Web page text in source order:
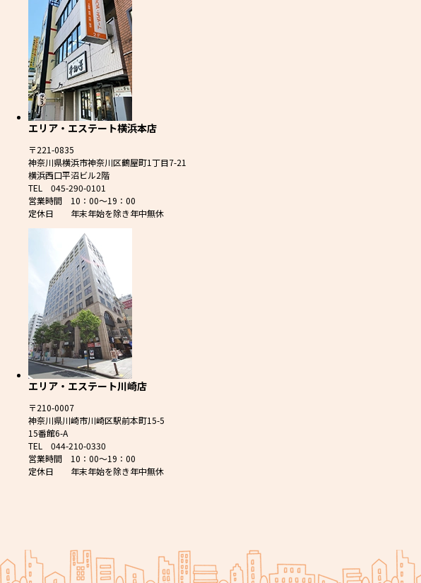
エリア・エステート横浜本店
〒221-0835
神奈川県横浜市神奈川区鶴屋町1丁目7-21
横浜西口平沼ビル2階
TEL 045-290-0101
営業時間 10：00～19：00
定休日 年末年始を除き年中無休
エリア・エステート川崎店
〒210-0007
神奈川県川崎市川崎区駅前本町15-5
15番館6-A
TEL 044-210-0330
営業時間 10：00～19：00
定休日 年末年始を除き年中無休